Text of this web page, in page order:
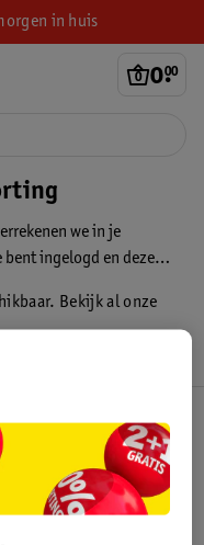
in huis
0.
00
we in je
bent ingelogd en deze
Bekijk al onze